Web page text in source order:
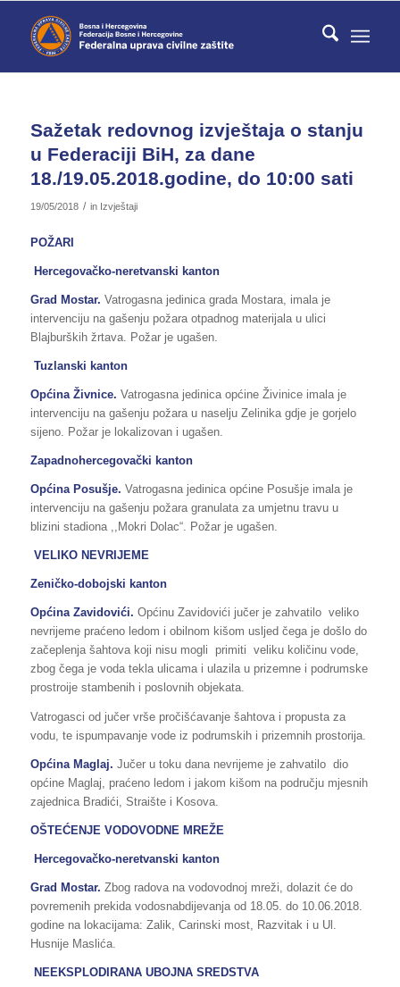
Sažetak redovnog izvještaja o stanju
u Federaciji BiH, za dane
18./19.05.2018.godine, do 10:00 sati
19/05/2018 / in Izvještaji
POŽARI
Hercegovačko-neretvanski kanton
Grad Mostar. Vatrogasna jedinica grada Mostara, imala je
intervenciju na gašenju požara otpadnog materijala u ulici
Blajburških žrtava. Požar je ugašen.
Tuzlanski kanton
Općina Živnice. Vatrogasna jedinica općine Živinice imala je
intervenciju na gašenju požara u naselju Zelinika gdje je gorjelo
sijeno. Požar je lokalizovan i ugašen.
Zapadnohercegovački kanton
Općina Posušje. Vatrogasna jedinica općine Posušje imala je
intervenciju na gašenju požara granulata za umjetnu travu u
blizini stadiona ,,Mokri Dolac“. Požar je ugašen.
VELIKO NEVRIJEME
Zeničko-dobojski kanton
Općina Zavidovići. Općinu Zavidovići jučer je zahvatilo veliko
nevrijeme praćeno ledom i obilnom kišom usljed čega je došlo do
začeplenja šahtova koji nisu mogli primiti veliku količinu vode,
zbog čega je voda tekla ulicama i ulazila u prizemne i podrumske
prostroije stambenih i poslovnih objekata.
Vatrogasci od jučer vrše pročišćavanje šahtova i propusta za
vodu, te ispumpavanje vode iz podrumskih i prizemnih prostorija.
Općina Maglaj. Jučer u toku dana nevrijeme je zahvatilo dio
općine Maglaj, praćeno ledom i jakom kišom na području mjesnih
zajednica Bradići, Straište i Kosova.
OŠTEĆENJE VODOVODNE MREŽE
Hercegovačko-neretvanski kanton
Grad Mostar. Zbog radova na vodovodnoj mreži, dolazit će do
povremenih prekida vodosnabdijevanja od 18.05. do 10.06.2018.
godine na lokacijama: Zalik, Carinski most, Razvitak i u Ul.
Husnije Maslića.
NEEKSPLODIRANA UBOJNA SREDSTVA